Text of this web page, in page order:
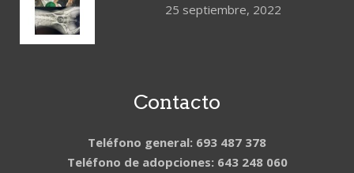
25 septiembre, 2022
Contacto
Teléfono general: 693 487 378
Teléfono de adopciones: 643 248 060